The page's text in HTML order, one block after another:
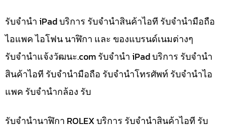
รับจำนำ iPad บริการ รับจำนำสินค้าไอที รับจำนำมือถือ
ไอแพค ไอโฟน นาฬิกา และ ของแบรนด์เนมต่างๆ
รับจํานําแจ้งวัฒนะ.com รับจำนำ iPad บริการ รับจำนำ
สินค้าไอที รับจำนำมือถือ รับจำนำโทรศัพท์ รับจำนำไอ
แพค รับจำนำกล้อง รับ
รับจำนำนาฬิกา ROLEX บริการ รับจำนำสินค้าไอที รับ